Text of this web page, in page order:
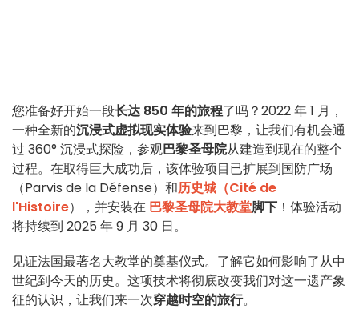
您准备好开始一段长达 850 年的旅程了吗？2022 年 1 月，
一种全新的沉浸式虚拟现实体验来到巴黎，让我们有机会通
过 360° 沉浸式探险，参观巴黎圣母院从建造到现在的整个
过程。在取得巨大成功后，该体验项目已扩展到国防广场
（Parvis de la Défense）和历史城（Cité de
l'Histoire），并安装在 巴黎圣母院大教堂脚下 ！体验活动
将持续到 2025 年 9 月 30 日。
见证法国最著名大教堂的奠基仪式。了解它如何影响了从中
世纪到今天的历史。这项技术将彻底改变我们对这一遗产象
征的认识，让我们来一次穿越时空的旅行。